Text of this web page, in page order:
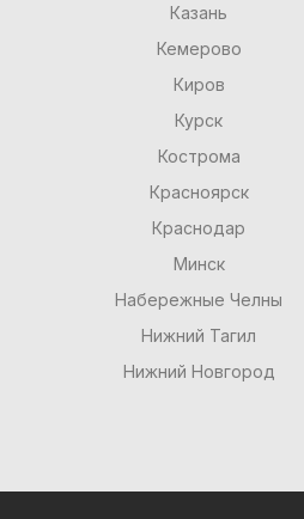
Казань
Кемерово
Киров
Курск
Кострома
Красноярск
Краснодар
Минск
Набережные Челны
Нижний Тагил
Нижний Новгород